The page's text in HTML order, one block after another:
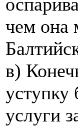
чем она
в)
уступку
услуги